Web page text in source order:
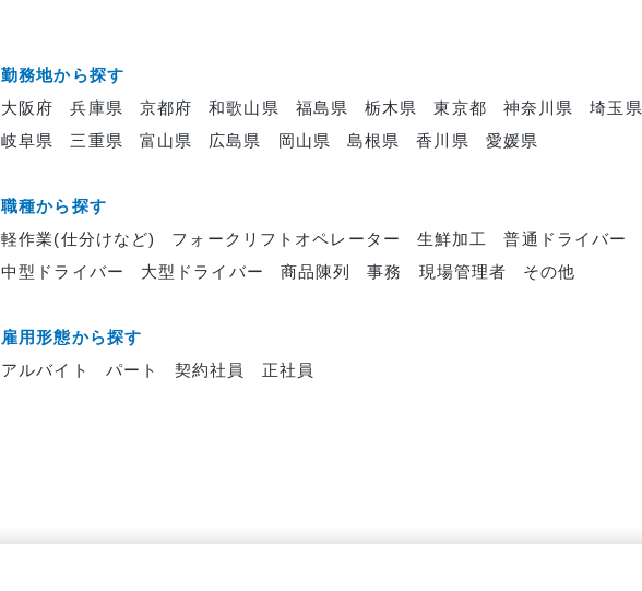
勤務地から探す
大阪府
兵庫県 京都府 和歌山県 福島県 栃木県 東京都 神奈川県 埼玉県
岐阜県
三重県 富山県 広島県 岡山県 島根県 香川県 愛媛県
職種から探す
軽作業(仕分けなど)
フォークリフトオペレーター 生鮮加工 普通ドライバー
中型ドライバー
大型ドライバー 商品陳列 事務 現場管理者 その他
雇用形態から探す
アルバイト
パート 契約社員 正社員